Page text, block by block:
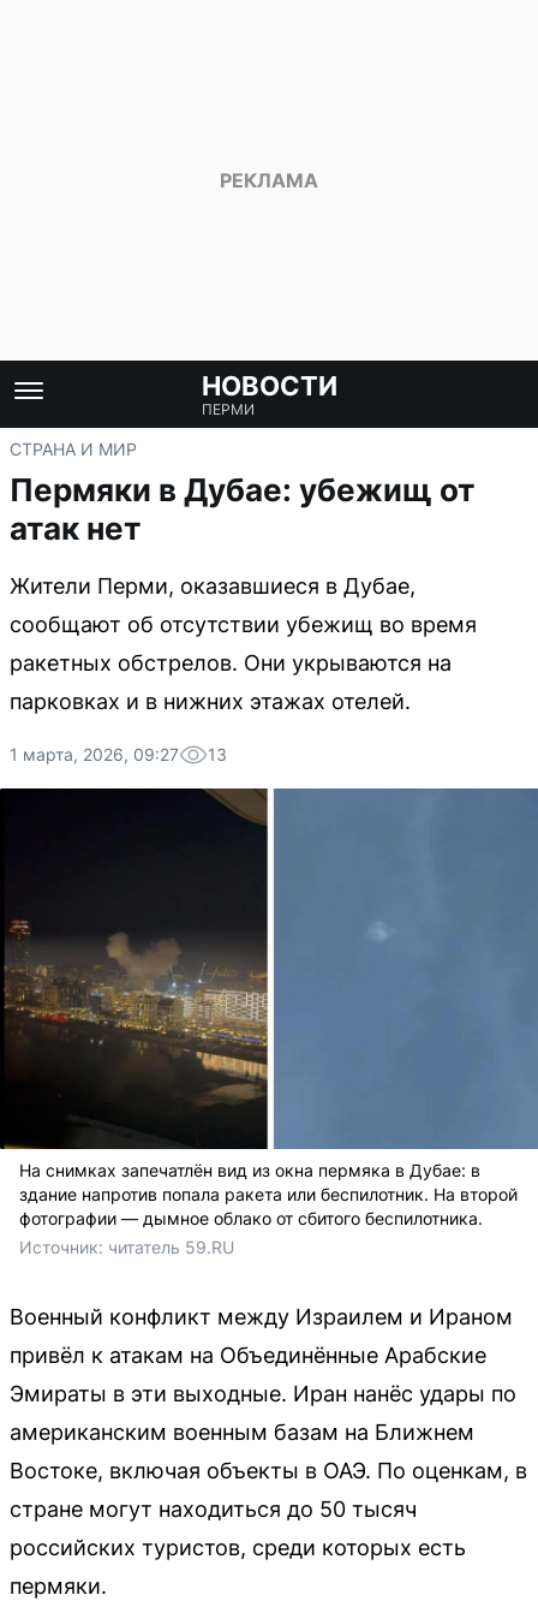
НОВОСТИ
ПЕРМИ
СТРАНА И МИР
Пермяки в Дубае: убежищ от
атак нет
Жители Перми, оказавшиеся в Дубае,
сообщают об отсутствии убежищ во время
ракетных обстрелов. Они укрываются на
парковках и в нижних этажах отелей.
1 марта, 2026, 09:27 13
На снимках запечатлён вид из окна пермяка в Дубае: в
здание напротив попала ракета или беспилотник. На второй
фотографии — дымное облако от сбитого беспилотника.
Источник: читатель 59.RU
Военный конфликт между Израилем и Ираном
привёл к атакам на Объединённые Арабские
Эмираты в эти выходные. Иран нанёс удары по
американским военным базам на Ближнем
Востоке, включая объекты в ОАЭ. По оценкам, в
стране могут находиться до 50 тысяч
российских туристов, среди которых есть
пермяки.